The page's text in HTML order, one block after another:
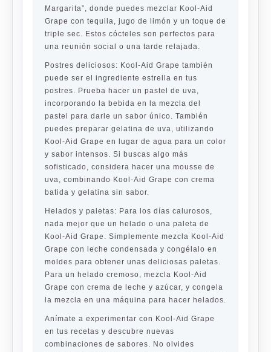
Margarita”, donde puedes mezclar Kool-Aid
Grape con tequila, jugo de limón y un toque de
triple sec. Estos cócteles son perfectos para
una reunión social o una tarde relajada.
Postres deliciosos: Kool-Aid Grape también
puede ser el ingrediente estrella en tus
postres. Prueba hacer un pastel de uva,
incorporando la bebida en la mezcla del
pastel para darle un sabor único. También
puedes preparar gelatina de uva, utilizando
Kool-Aid Grape en lugar de agua para un color
y sabor intensos. Si buscas algo más
sofisticado, considera hacer una mousse de
uva, combinando Kool-Aid Grape con crema
batida y gelatina sin sabor.
Helados y paletas: Para los días calurosos,
nada mejor que un helado o una paleta de
Kool-Aid Grape. Simplemente mezcla Kool-Aid
Grape con leche condensada y congélalo en
moldes para obtener unas deliciosas paletas.
Para un helado cremoso, mezcla Kool-Aid
Grape con crema de leche y azúcar, y congela
la mezcla en una máquina para hacer helados.
Anímate a experimentar con Kool-Aid Grape
en tus recetas y descubre nuevas
combinaciones de sabores. No olvides